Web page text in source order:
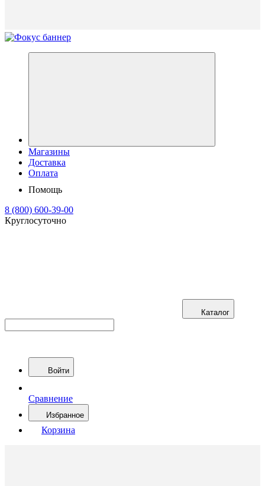
Магазины
Доставка
Оплата
Помощь
8 (800) 600-39-00
Круглосуточно
Каталог
Войти
Сравнение
Избранное
Корзина